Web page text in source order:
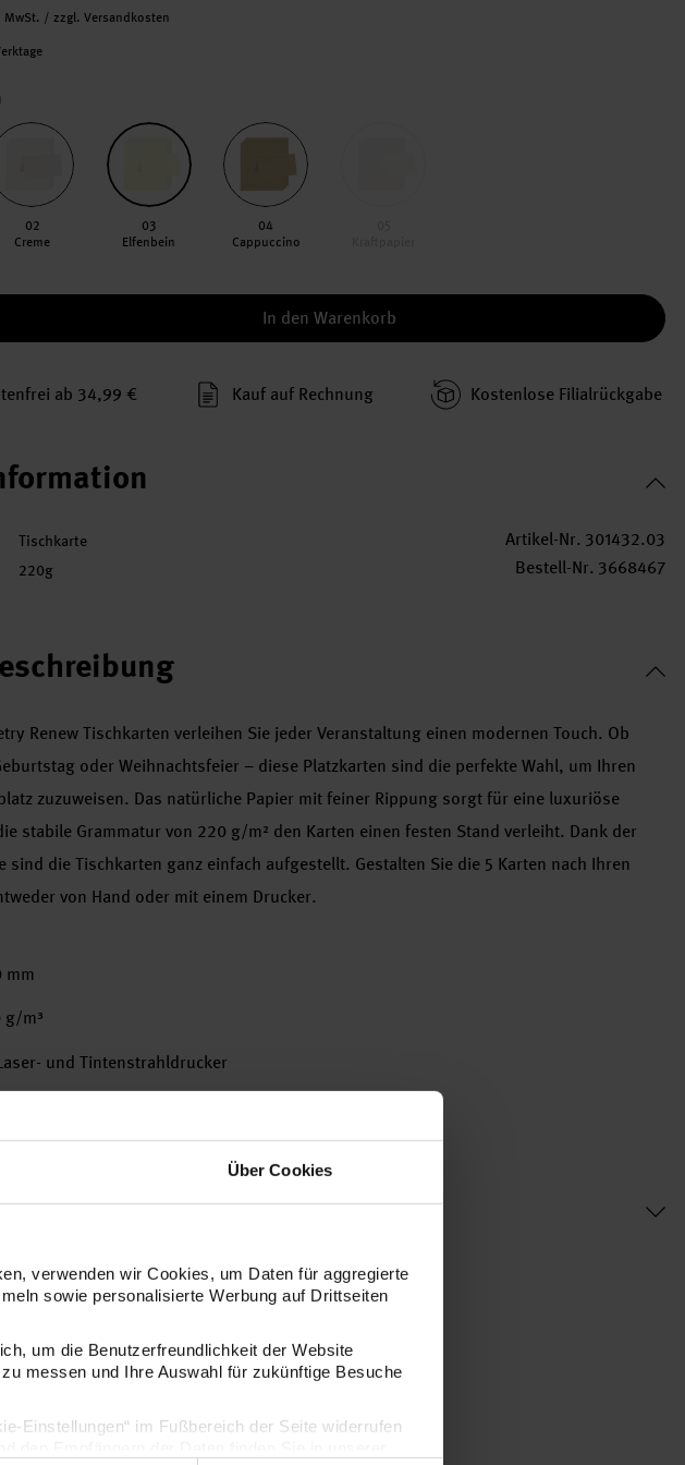
Über Cookies
verwenden wir Cookies, um Daten für aggregierte
sowie personalisierte Werbung auf Drittseiten
um die Benutzerfreundlichkeit der Website
messen und Ihre Auswahl für zukünftige Besuche
Einstellungen“ im Fußbereich der Seite widerrufen
MwSt. / zzgl. Versandkosten
02
Creme
03
Elfenbein
04
Cappuccino
In den Warenkorb
ab 34,99 € Kauf auf Rechnung Kosten­lose Filial­rückgabe
Tischkarte
220g
Artikel-Nr. 301432.03
Bestell-Nr. 3668467
Renew Tischkarten verleihen Sie jeder Veranstaltung einen modernen Touch. Ob
oder Weihnachtsfeier – diese Platzkarten sind die perfekte Wahl, um Ihren
zuzuweisen. Das natürliche Papier mit feiner Rippung sorgt für eine luxuriöse
stabile Grammatur von 220 g/m² den Karten einen festen Stand verleiht. Dank der
sind die Tischkarten ganz einfach aufgestellt. Gestalten Sie die 5 Karten nach Ihren
von Hand oder mit einem Drucker.
mm
g/m³
und Tintenstrahldrucker